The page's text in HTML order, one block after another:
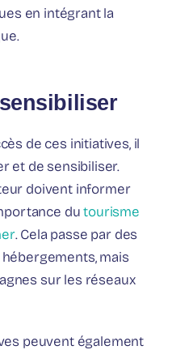
en intégrant la
de ces initiatives, il
et de sensibiliser.
doivent informer
dutourisme
. Cela passe par des
mais
sur les réseaux
peuvent également